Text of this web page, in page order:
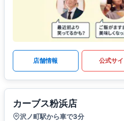
店舗情報 公式サイ
カーブス粉浜店
沢ノ町駅から車で3分